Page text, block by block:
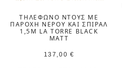
ΤΗΛΈΦΩΝΟ ΝΤΟΥΣ ΜΕ
ΠΑΡΟΧΉ ΝΕΡΟΎ ΚΑΙ ΣΠΙΡΆΛ
1,5M LA TORRE BLACK
MATT
137,00 €